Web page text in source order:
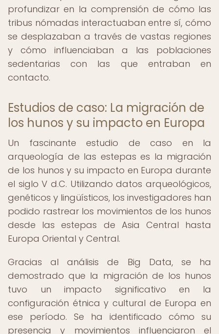
profundizar en la comprensión de cómo las
tribus nómadas interactuaban entre sí, cómo
se desplazaban a través de vastas regiones
y cómo influenciaban a las poblaciones
sedentarias con las que entraban en
contacto.
Estudios de caso: La migración de
los hunos y su impacto en Europa
Un fascinante estudio de caso en la
arqueología de las estepas es la migración
de los hunos y su impacto en Europa durante
el siglo V d.C. Utilizando datos arqueológicos,
genéticos y lingüísticos, los investigadores han
podido rastrear los movimientos de los hunos
desde las estepas de Asia Central hasta
Europa Oriental y Central.
Gracias al análisis de Big Data, se ha
demostrado que la migración de los hunos
tuvo un impacto significativo en la
configuración étnica y cultural de Europa en
ese período. Se ha identificado cómo su
presencia y movimientos influenciaron el